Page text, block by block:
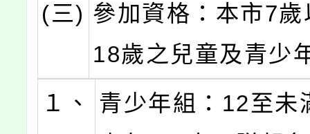
(三) 參加資格：本市7
18歲之兒童及青少
１、
青少年組：12至未